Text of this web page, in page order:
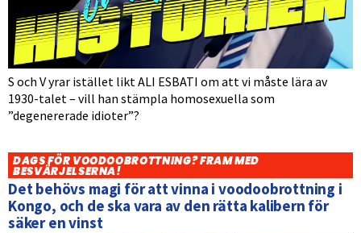
S och V yrar istället likt ALI ESBATI om att vi måste lära av
1930-talet – vill han stämpla homosexuella som
”degenererade idioter”?
DAGS FÖR VOODOOBROTTNING? FRAM MED
BESVÄRJELSERNA!
Det behövs magi för att vinna i voodoobrottning i
Kongo, och de ska vara av den rätta kalibern för
säker en vinst